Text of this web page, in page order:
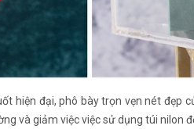
hiện đại, phô bày trọn vẹn nét đẹp
và giảm việc việc sử dụng túi nilon